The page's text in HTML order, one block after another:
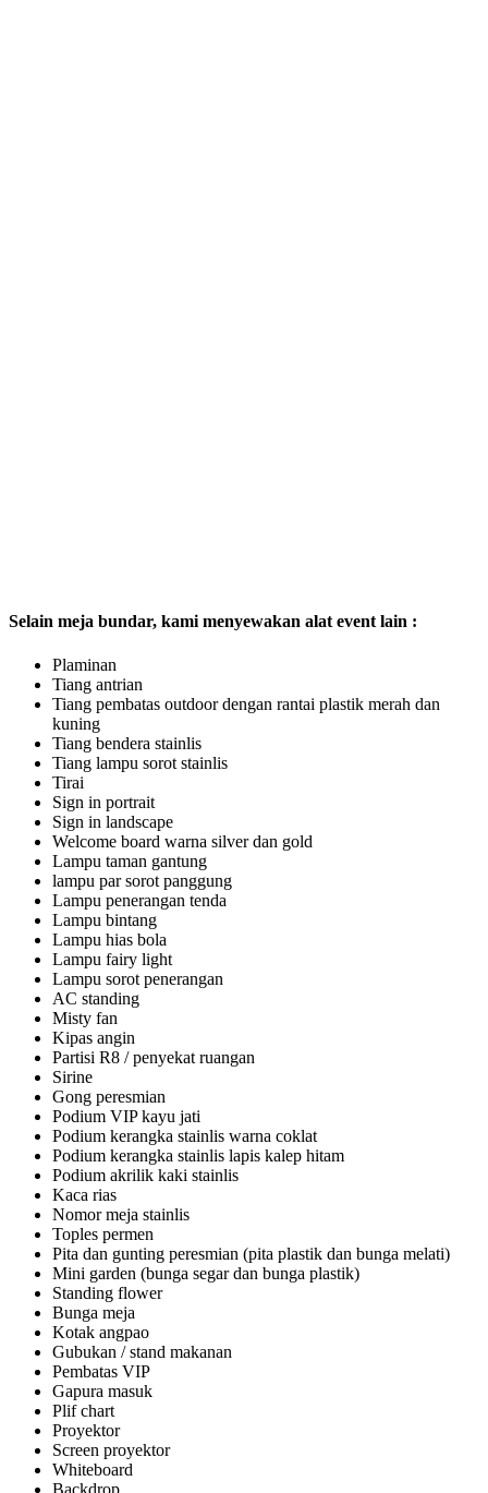
Selain meja bundar, kami menyewakan alat event lain :
Plaminan
Tiang antrian
Tiang pembatas outdoor dengan rantai plastik merah dan
kuning
Tiang bendera stainlis
Tiang lampu sorot stainlis
Tirai
Sign in portrait
Sign in landscape
Welcome board warna silver dan gold
Lampu taman gantung
lampu par sorot panggung
Lampu penerangan tenda
Lampu bintang
Lampu hias bola
Lampu fairy light
Lampu sorot penerangan
AC standing
Misty fan
Kipas angin
Partisi R8 / penyekat ruangan
Sirine
Gong peresmian
Podium VIP kayu jati
Podium kerangka stainlis warna coklat
Podium kerangka stainlis lapis kalep hitam
Podium akrilik kaki stainlis
Kaca rias
Nomor meja stainlis
Toples permen
Pita dan gunting peresmian (pita plastik dan bunga melati)
Mini garden (bunga segar dan bunga plastik)
Standing flower
Bunga meja
Kotak angpao
Gubukan / stand makanan
Pembatas VIP
Gapura masuk
Plif chart
Proyektor
Screen proyektor
Whiteboard
Backdrop